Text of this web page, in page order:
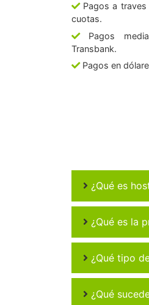
Pagos a traves
cuotas.
Pagos
Transbank.
Pagos en
¿Qué es
¿Qué es la
¿Qué tipo
¿Qué